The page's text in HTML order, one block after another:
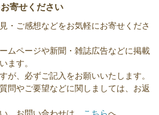
寄せください
・ご感想などをお気軽にお寄せくださ
ムページや新聞・雑誌広告などに掲載
ます。
、必ずご記入をお願いいたします。
問やご要望などに関しましては、お返